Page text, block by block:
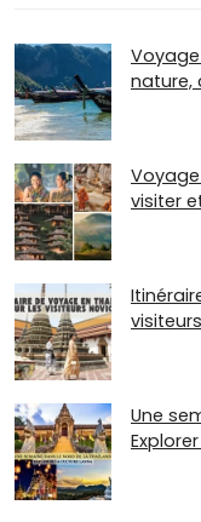
nature,
visiter
Une